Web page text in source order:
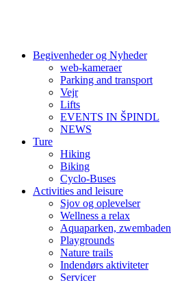
Begivenheder og Nyheder
web-kameraer
Parking and transport
Vejr
Lifts
EVENTS IN ŠPINDL
NEWS
Ture
Hiking
Biking
Cyclo-Buses
Activities and leisure
Sjov og oplevelser
Wellness a relax
Aquaparken, zwembaden
Playgrounds
Nature trails
Indendørs aktiviteter
Servicer